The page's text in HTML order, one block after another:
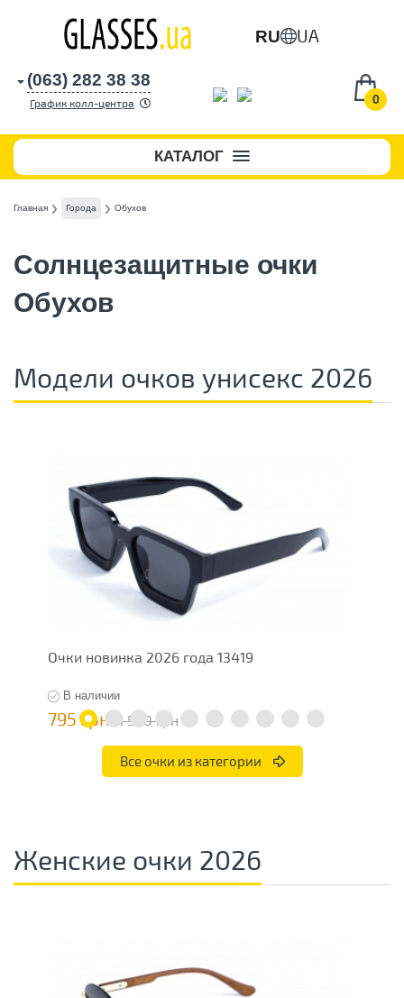
RU UA
0
(063) 282 38 38
График колл-центра
КАТАЛОГ
Главная Города Обухов
Солнцезащитные очки
Обухов
Модели очков унисекс 2026
Очки новинка 2026 года 13419
В наличии
795 грн 1 590 грн
Все очки из категории
Женские очки 2026